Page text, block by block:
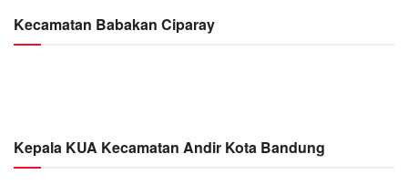
Kecamatan Babakan Ciparay
Kepala KUA Kecamatan Andir Kota Bandung